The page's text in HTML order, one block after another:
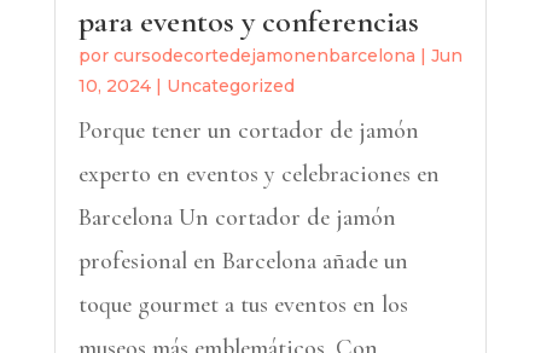
para eventos y conferencias
por cursodecortedejamonenbarcelona | Jun
10, 2024| Uncategorized
Porque tener un cortador de jamón
experto en eventos y celebraciones en
Barcelona Un cortador de jamón
profesional en Barcelona añade un
toque gourmet a tus eventos en los